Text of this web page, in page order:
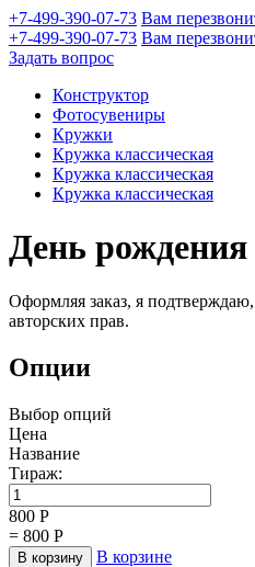
+7-499-390-07-73 Вам
+7-499-390-07-73 Вам
Задать вопрос
Конструктор
Фотосувениры
Кружки
Кружка классическая
Кружка классическая
Кружка классическая
День рождения
Оформляя заказ, я
авторских прав.
Опции
Выбор опций
Цена
Название
Тираж:
800 Р
= 800 Р
В корзину
В корзине